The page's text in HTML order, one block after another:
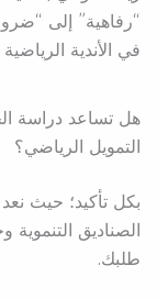
“رفاهية” إلى
في الأندية
هل تساعد دراسة
التمويل الرياضي؟
بكل تأكيد؛ حيث
الصناديق
طلبك.